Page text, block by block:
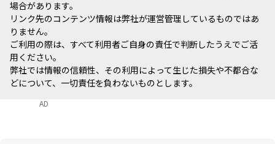
場合があります。
リンク先のコンテンツ情報は弊社が運営管理しているものではあ
りません。
ご利用の際は、すべて利用者ご自身の責任で判断したうえでご活
用ください。
弊社では情報の信頼性、その利用によって生じた損失や不都合な
どについて、一切責任を負わないものとします。
AD